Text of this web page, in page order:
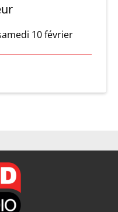
10 février